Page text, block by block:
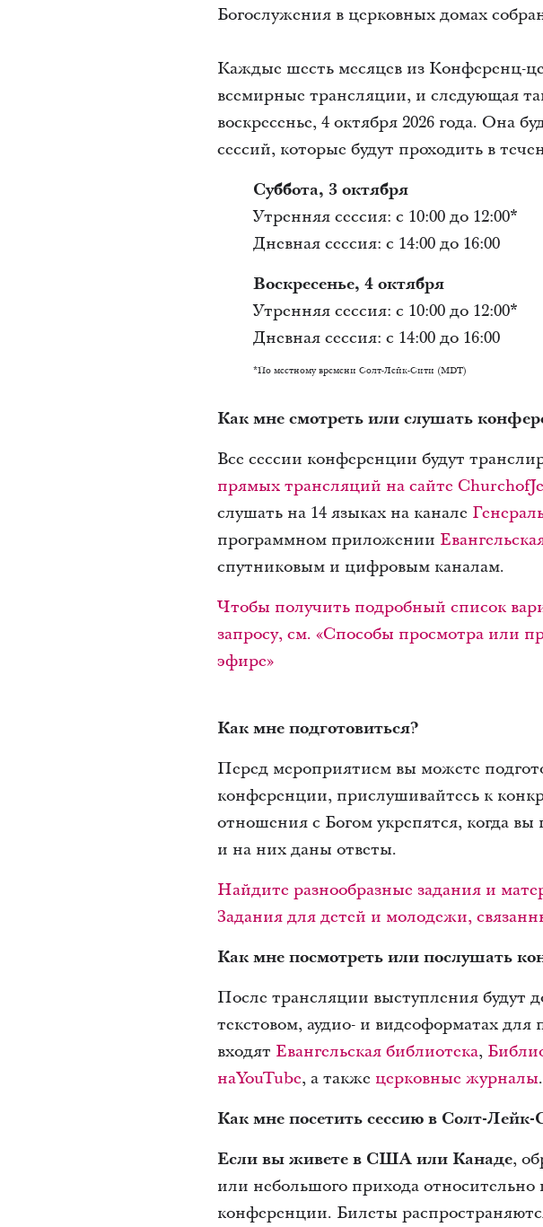
Богослужения в церковных домах
Каждые шесть месяцев из Конференц-
всемирные трансляции, и следующая
воскресенье, 4 октября 2026 года. Она
сессий, которые будут проходить в
Суббота, 3 октября
Утренняя сессия: с 10:00 до 12:00*
Дневная сессия: с 14:00 до 16:00
Воскресенье, 4 октября
Утренняя сессия: с 10:00 до 12:00*
Дневная сессия: с 14:00 до 16:00
*По местному времени Солт-Лейк-Сити (MDT)
Как мне смотреть или слушать
Все сессии конференции будут
прямых трансляций на сайте
слушать на 14 языках на канале
программном приложении
спутниковым и цифровым каналам.
Чтобы получить подробный список
запросу, см. «Способы просмотра или
эфире»
Как мне подготовиться?
Перед мероприятием вы можете
конференции, прислушивайтесь к
отношения с Богом укрепятся, когда
и на них даны ответы.
Найдите разнообразные задания и
Задания для детей и молодежи,
Как мне посмотреть или послушать
После трансляции выступления будут
текстовом, аудио- и видеоформатах для
входят Евангельская библиотека,
наYouTube, а также церковные журналы.
Как мне посетить сессию в Солт-Лейк-
Если вы живете в США или Канаде,
или небольшого прихода
конференции. Билеты